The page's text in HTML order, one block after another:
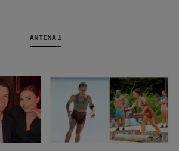
ANTENA 1